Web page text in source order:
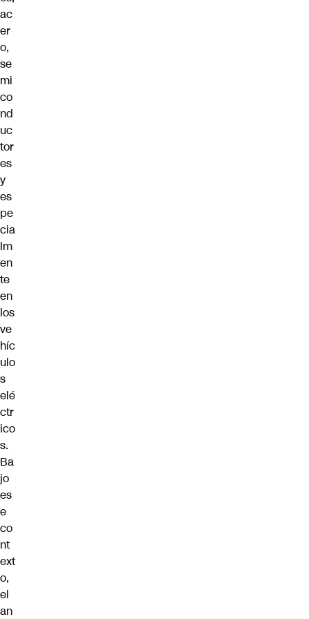
ac
er
o,
se
mi
co
nd
uc
tor
es
y
es
pe
cia
lm
en
te
en
los
ve
híc
ulo
s
elé
ctr
ico
s.
Ba
jo
es
e
co
nt
ext
o,
el
an